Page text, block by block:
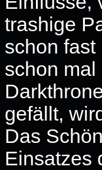
trashige
schon
schon
gefällt,
Das
Einsatzes